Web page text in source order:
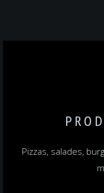
Pizzas, salades,